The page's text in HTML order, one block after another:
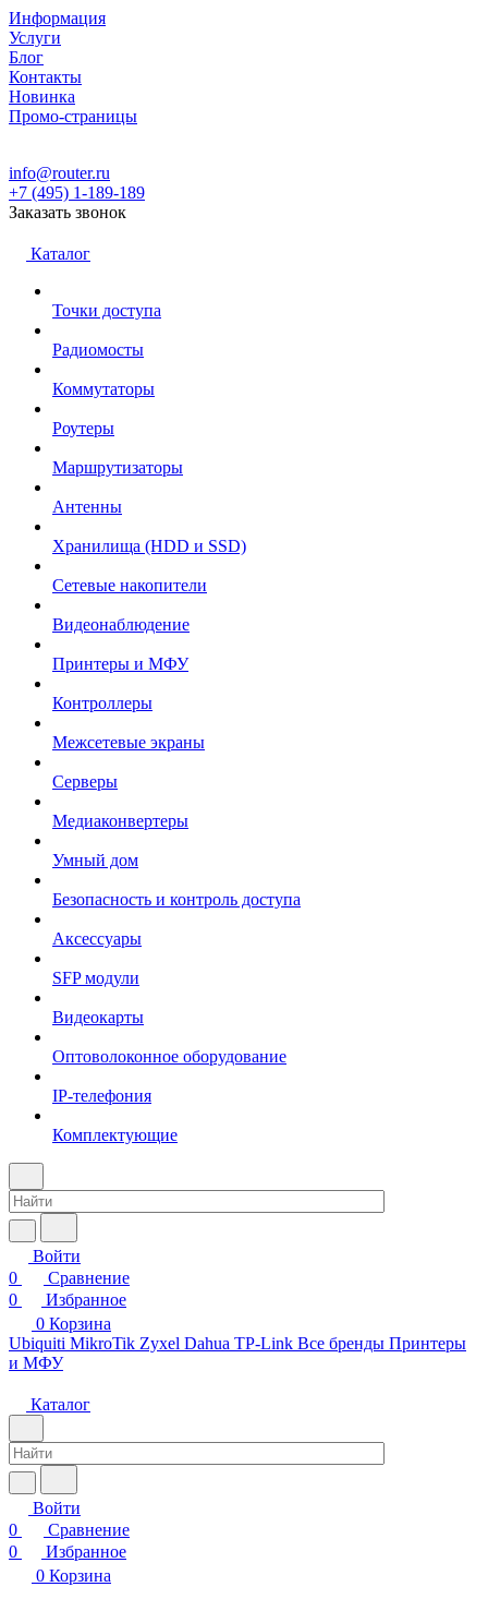
Информация
Услуги
Блог
Контакты
Новинка
Промо-страницы
info@router.ru
+7 (495) 1-189-189
Заказать звонок
Каталог
Точки доступа
Радиомосты
Коммутаторы
Роутеры
Маршрутизаторы
Антенны
Хранилища (HDD и SSD)
Сетевые накопители
Видеонаблюдение
Принтеры и МФУ
Контроллеры
Межсетевые экраны
Серверы
Медиаконвертеры
Умный дом
Безопасность и контроль доступа
Аксессуары
SFP модули
Видеокарты
Оптоволоконное оборудование
IP-телефония
Комплектующие
Войти
0
Сравнение
0
Избранное
0 Корзина
Ubiquiti MikroTik Zyxel Dahua TP-Link Все бренды Принтеры
и МФУ
Каталог
Войти
0
Сравнение
0
Избранное
0 Корзина